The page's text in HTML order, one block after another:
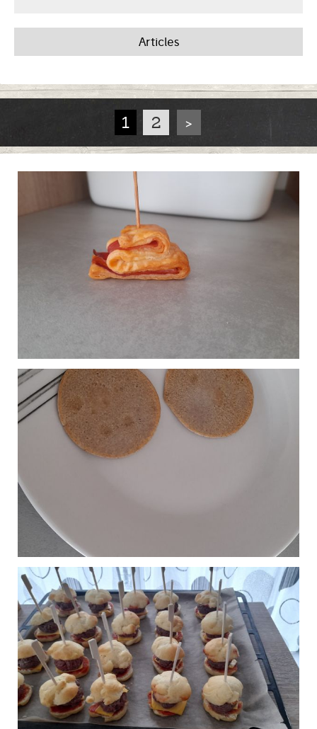
Articles
1 2 >
0
Feuilletés Jambon cru
Publié le 24/12/2024 à 15:20